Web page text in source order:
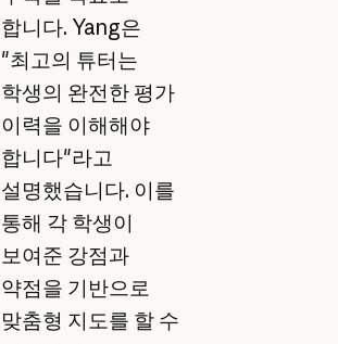
합니다. Yang은
"최고의 튜터는
학생의 완전한 평가
이력을 이해해야
합니다"라고
설명했습니다. 이를
통해 각 학생이
보여준 강점과
약점을 기반으로
맞춤형 지도를 할 수